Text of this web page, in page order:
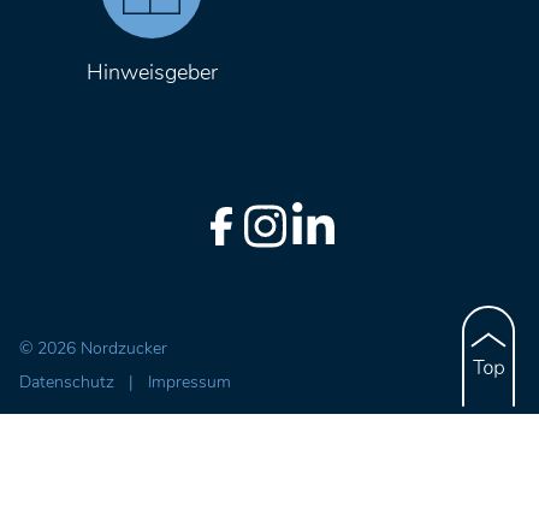
Hinweisgeber
© 2026 Nordzucker
Datenschutz
| Impressum